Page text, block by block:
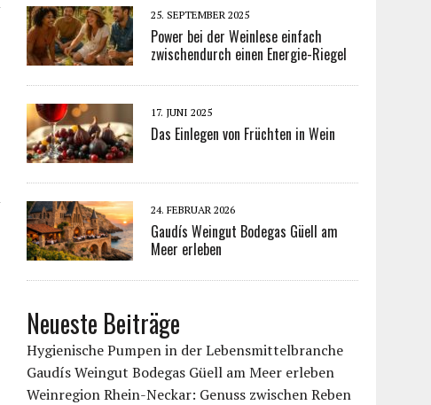
25. SEPTEMBER 2025
Power bei der Weinlese einfach
zwischendurch einen Energie-Riegel
17. JUNI 2025
Das Einlegen von Früchten in Wein
24. FEBRUAR 2026
Gaudís Weingut Bodegas Güell am
Meer erleben
Neueste Beiträge
Hygienische Pumpen in der Lebensmittelbranche
Gaudís Weingut Bodegas Güell am Meer erleben
Weinregion Rhein-Neckar: Genuss zwischen Reben